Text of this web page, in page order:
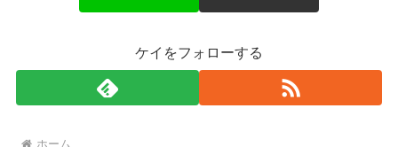
ケイをフォローする
ホーム